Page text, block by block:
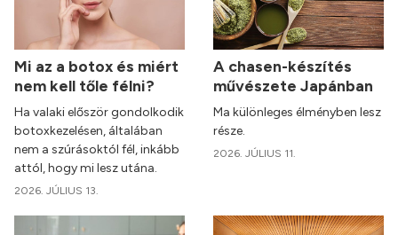
Mi az a botox és miért
nem kell tőle félni?
Ha valaki először gondolkodik
botoxkezelésen, általában
nem a szúrásoktól fél, inkább
attól, hogy mi lesz utána.
2026. JÚLIUS 13.
A chasen-készítés
művészete Japánban
Ma különleges élményben lesz
része.
2026. JÚLIUS 11.